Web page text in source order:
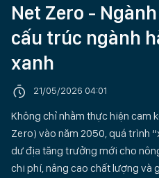
Net Zero -
cấu trúc ngành
xanh
21/05/2026 04:01
Không chỉ nhằm thực hiện cam
Zero) vào năm 2050, quá trình
dư địa tăng trưởng mới cho
chi phí, nâng cao chất lượng và